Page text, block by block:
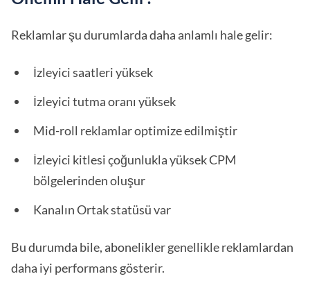
Reklamlar şu durumlarda daha anlamlı hale gelir:
İzleyici saatleri yüksek
İzleyici tutma oranı yüksek
Mid-roll reklamlar optimize edilmiştir
İzleyici kitlesi çoğunlukla yüksek CPM
bölgelerinden oluşur
Kanalın Ortak statüsü var
Bu durumda bile, abonelikler genellikle reklamlardan
daha iyi performans gösterir.